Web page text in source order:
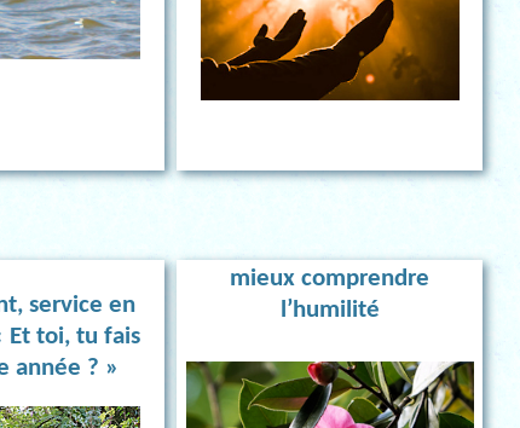
service en
Et toi, tu fais
année ? »
mieux comprendre
l’humilité